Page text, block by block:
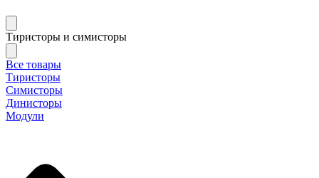
Тиристоры и симисторы
Все товары
Тиристоры
Симисторы
Динисторы
Модули